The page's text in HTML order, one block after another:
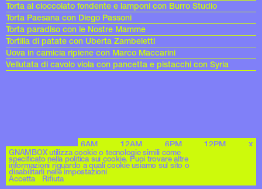
Torta al cioccolato fondente e lamponi con Burro Studio
Torta Paesana con Diego Passoni
Torta paradiso con le Nostre Mamme
Tortilla di patate con Uberta Zambeletti
Uova in camicia ripiene con Marco Maccarini
Vellutata di cavolo viola con pancetta e pistacchi con Syria
Archives
6AM 12AM 6PM 12PM x
GNAMBOX utilizza cookie o tecnologie simili come
specificato nella politica sui cookie. Puoi trovare altre
informazioni riguardo a quali cookie usiamo sul sito o
disabilitarli nelle impostazioni
Accetta Rifiuta